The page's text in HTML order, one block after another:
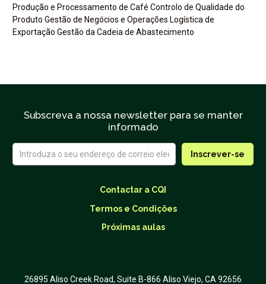
Produção e Processamento de Café Controlo de Qualidade do
Produto Gestão de Negócios e Operações Logística de
Exportação Gestão da Cadeia de Abastecimento
Subscreva a nossa newsletter para se manter
informado
Contactar a CQI
Termos e Condições
Próximas aulas
26895 Aliso Creek Road, Suite B-866 Aliso Viejo, CA 92656